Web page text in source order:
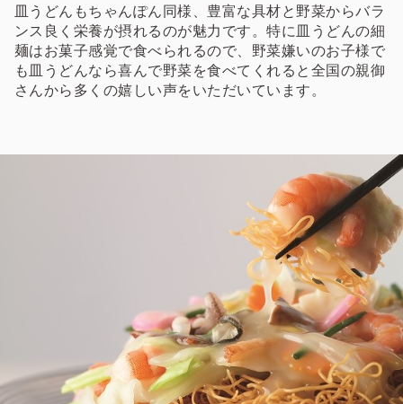
皿うどんもちゃんぽん同様、豊富な具材と野菜からバラ
ンス良く栄養が摂れるのが魅力です。特に皿うどんの細
麺はお菓子感覚で食べられるので、野菜嫌いのお子様で
も皿うどんなら喜んで野菜を食べてくれると全国の親御
さんから多くの嬉しい声をいただいています。